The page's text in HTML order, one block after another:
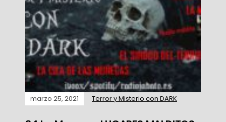
marzo 25, 2021 Terror y Misterio con DARK